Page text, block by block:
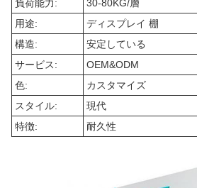
負荷能力:
30-80KG/層
用途:
ディスプレイ 棚
構造:
安定している
サービス:
OEM&ODM
色:
カスタマイズ
スタイル:
現代
特徴:
耐久性